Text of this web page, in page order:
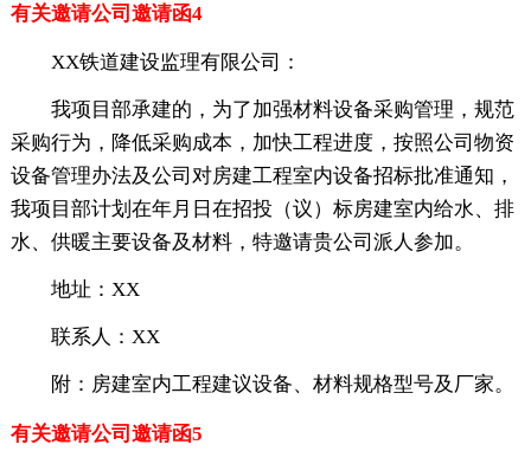
有关邀请公司邀请函4
XX铁道建设监理有限公司：
我项目部承建的，为了加强材料设备采购管理，规范
采购行为，降低采购成本，加快工程进度，按照公司物资
设备管理办法及公司对房建工程室内设备招标批准通知，
我项目部计划在年月日在招投（议）标房建室内给水、排
水、供暖主要设备及材料，特邀请贵公司派人参加。
地址：XX
联系人：XX
附：房建室内工程建议设备、材料规格型号及厂家。
有关邀请公司邀请函5